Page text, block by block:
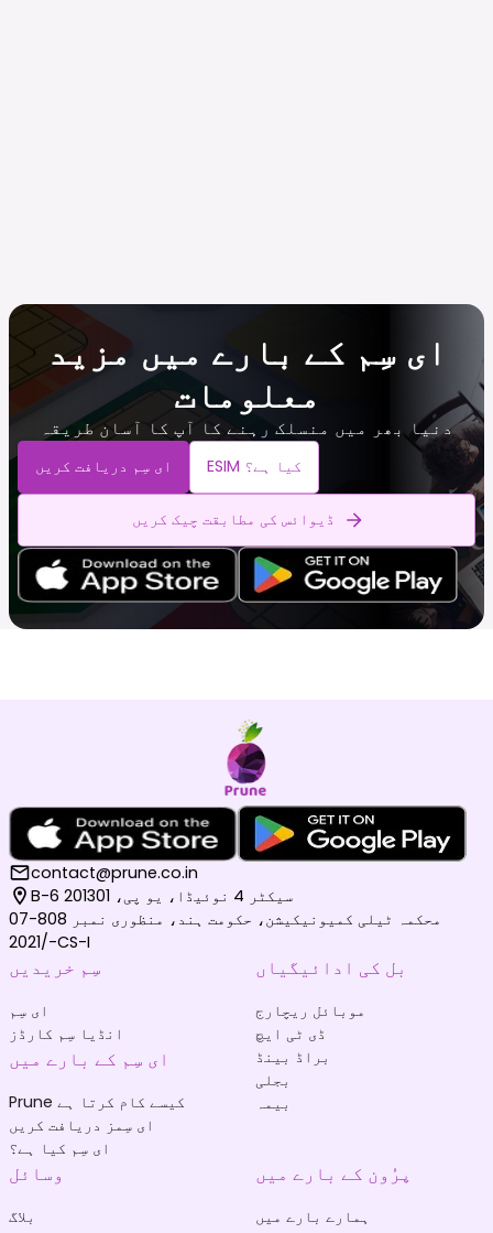
ای سِم کے بارے میں مزید
معلومات
دنیا بھر میں منسلک رہنے کا آپ کا آسان طریقہ
ای سِم دریافت کریں ESIM کیا ہے؟
ڈیوائس کی مطابقت چیک کریں
contact@prune.co.in
B-6 سیکٹر 4 نوئیڈا، یو پی، 201301
محکمہ ٹیلی کمیونیکیشن، حکومت ہند، منظوری نمبر 808-07
/2021-CS-I
سِم خریدیں
ای سِم
انڈیا سِم کارڈز
ای سِم کے بارے میں
Prune کیسے کام کرتا ہے
ای سِمز دریافت کریں
ای سِم کیا ہے؟
بل کی ادائیگیاں
موبائل ریچارج
ڈی ٹی ایچ
براڈ بینڈ
بجلی
بیمہ
وسائل
بلاگ
پرُون کے بارے میں
ہمارے بارے میں